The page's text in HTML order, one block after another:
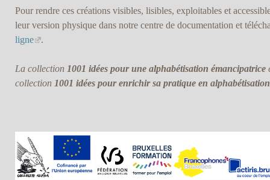
Pour rendre ces créations visibles, lisibles, exploitables et
leur version physique dans notre centre de documentation et
ligne
.
La collection 1001 idées pour une alphabétisation émancipatrice
collection 1001 idées pour enrichir sa pratique en